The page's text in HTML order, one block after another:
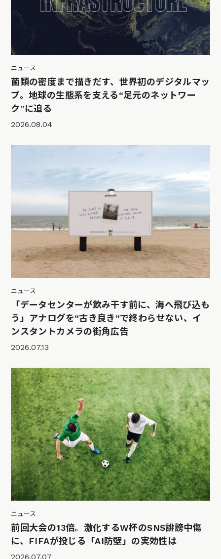
ニュース
菌類の密度まで描きだす、世界初のデジタルマッ
プ。地球の生態系を支える“足元のネットワー
ク”に迫る
2026.08.04
ニュース
「データセンターが飲み干す前に、海へ飛び込も
う」アナログを“古き良き”で終わらせない、イ
ンスタントカメラの街角広告
2026.07.13
ニュース
前回大会の13倍。激化するW杯のSNS誹謗中傷
に、FIFAが投じる「AI防壁」の実効性は
2026.07.07